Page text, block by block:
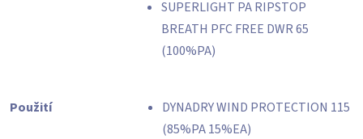
SUPERLIGHT PA RIPSTOP
BREATH PFC FREE DWR 65
(100%PA)
Použití
DYNADRY WIND PROTECTION 115
(85%PA 15%EA)